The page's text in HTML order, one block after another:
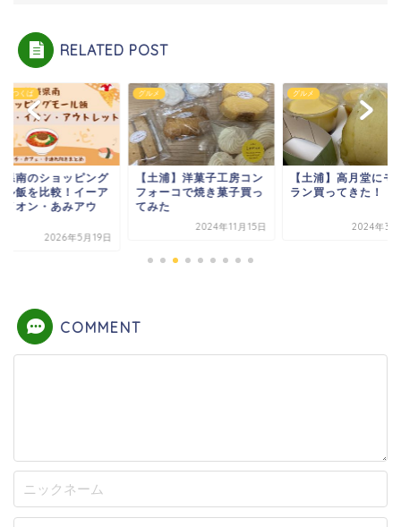
RELATED POST
スつくば
県南のショッピング
ル飯を比較！イーア
イオン・あみアウ
2026年5月19日
グルメ
【土浦】洋菓子工房コン
フォーコで焼き菓子買っ
てみた
2024年11月15日
グルメ
【土浦】高月堂にモ
ラン買ってきた！
2024年3
COMMENT